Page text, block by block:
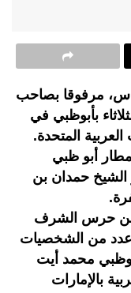
مرفوقا بصاحب
بأبوظبي في
المتحدة.
أبو ظبي
الشيخ حمدان بن
من حرس الشرف
عدد من الشخصيات
محمد أيت
بالإمارات